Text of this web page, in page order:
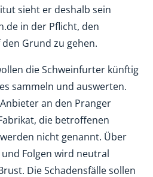
sieht er deshalb sein
in der Pflicht, den
Grund zu gehen.
die Schweinfurter künftig
sammeln und auswerten.
an den Pranger
die betroffenen
nicht genannt. Über
Folgen wird neutral
Die Schadensfälle sollen